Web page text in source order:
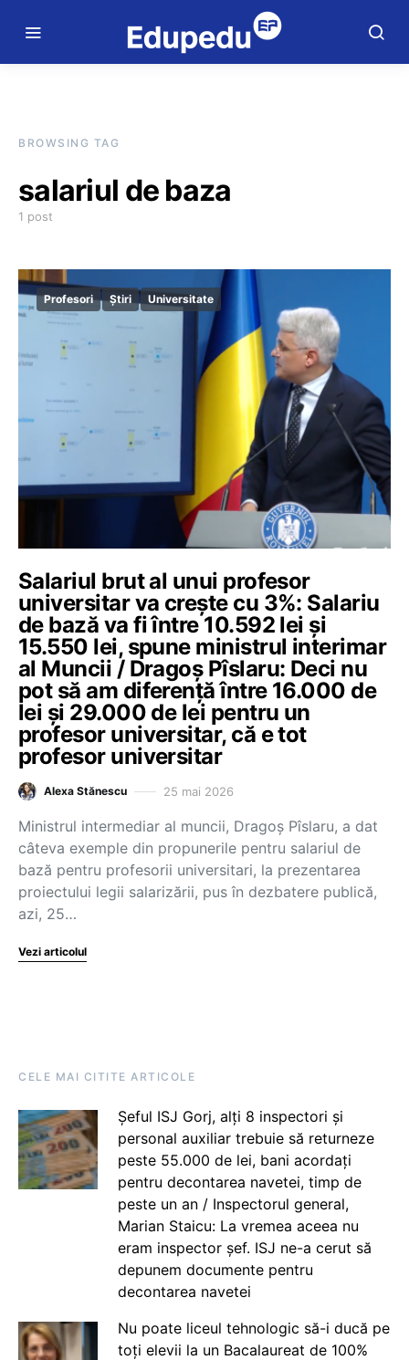
BROWSING TAG
salariul de baza
1 post
Profesori Știri Universitate
Salariul brut al unui profesor
universitar va crește cu 3%: Salariu
de bază va fi între 10.592 lei și
15.550 lei, spune ministrul interimar
al Muncii / Dragoș Pîslaru: Deci nu
pot să am diferență între 16.000 de
lei și 29.000 de lei pentru un
profesor universitar, că e tot
profesor universitar
Alexa Stănescu 25 mai 2026
Ministrul intermediar al muncii, Dragoș Pîslaru, a dat
câteva exemple din propunerile pentru salariul de
bază pentru profesorii universitari, la prezentarea
proiectului legii salarizării, pus în dezbatere publică,
azi, 25…
Vezi articolul
CELE MAI CITITE ARTICOLE
Șeful ISJ Gorj, alți 8 inspectori și
personal auxiliar trebuie să returneze
peste 55.000 de lei, bani acordați
pentru decontarea navetei, timp de
peste un an / Inspectorul general,
Marian Staicu: La vremea aceea nu
eram inspector șef. ISJ ne-a cerut să
depunem documente pentru
decontarea navetei
Nu poate liceul tehnologic să-i ducă pe
toți elevii la un Bacalaureat de 100%